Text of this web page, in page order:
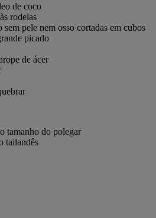
de coco
rodelas
pele nem osso cortadas em cubos
picado
de ácer
tamanho do polegar
tailandês